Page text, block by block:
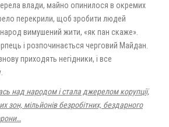
влади, майно опинилося в окремих
перекрили, щоб зробити людей
вимушений жити, «як пан скаже».
і розпочинається черговий Майдан.
приходять негідники, і все
над народом і стала джерелом корупції,
зон, мільйонів безробітних, бездарного